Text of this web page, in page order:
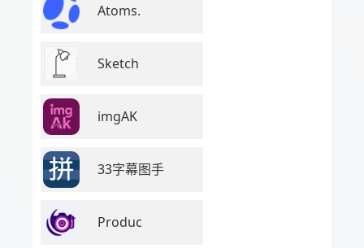
Atoms.
Sketch
imgAK
33字幕图手
Produc